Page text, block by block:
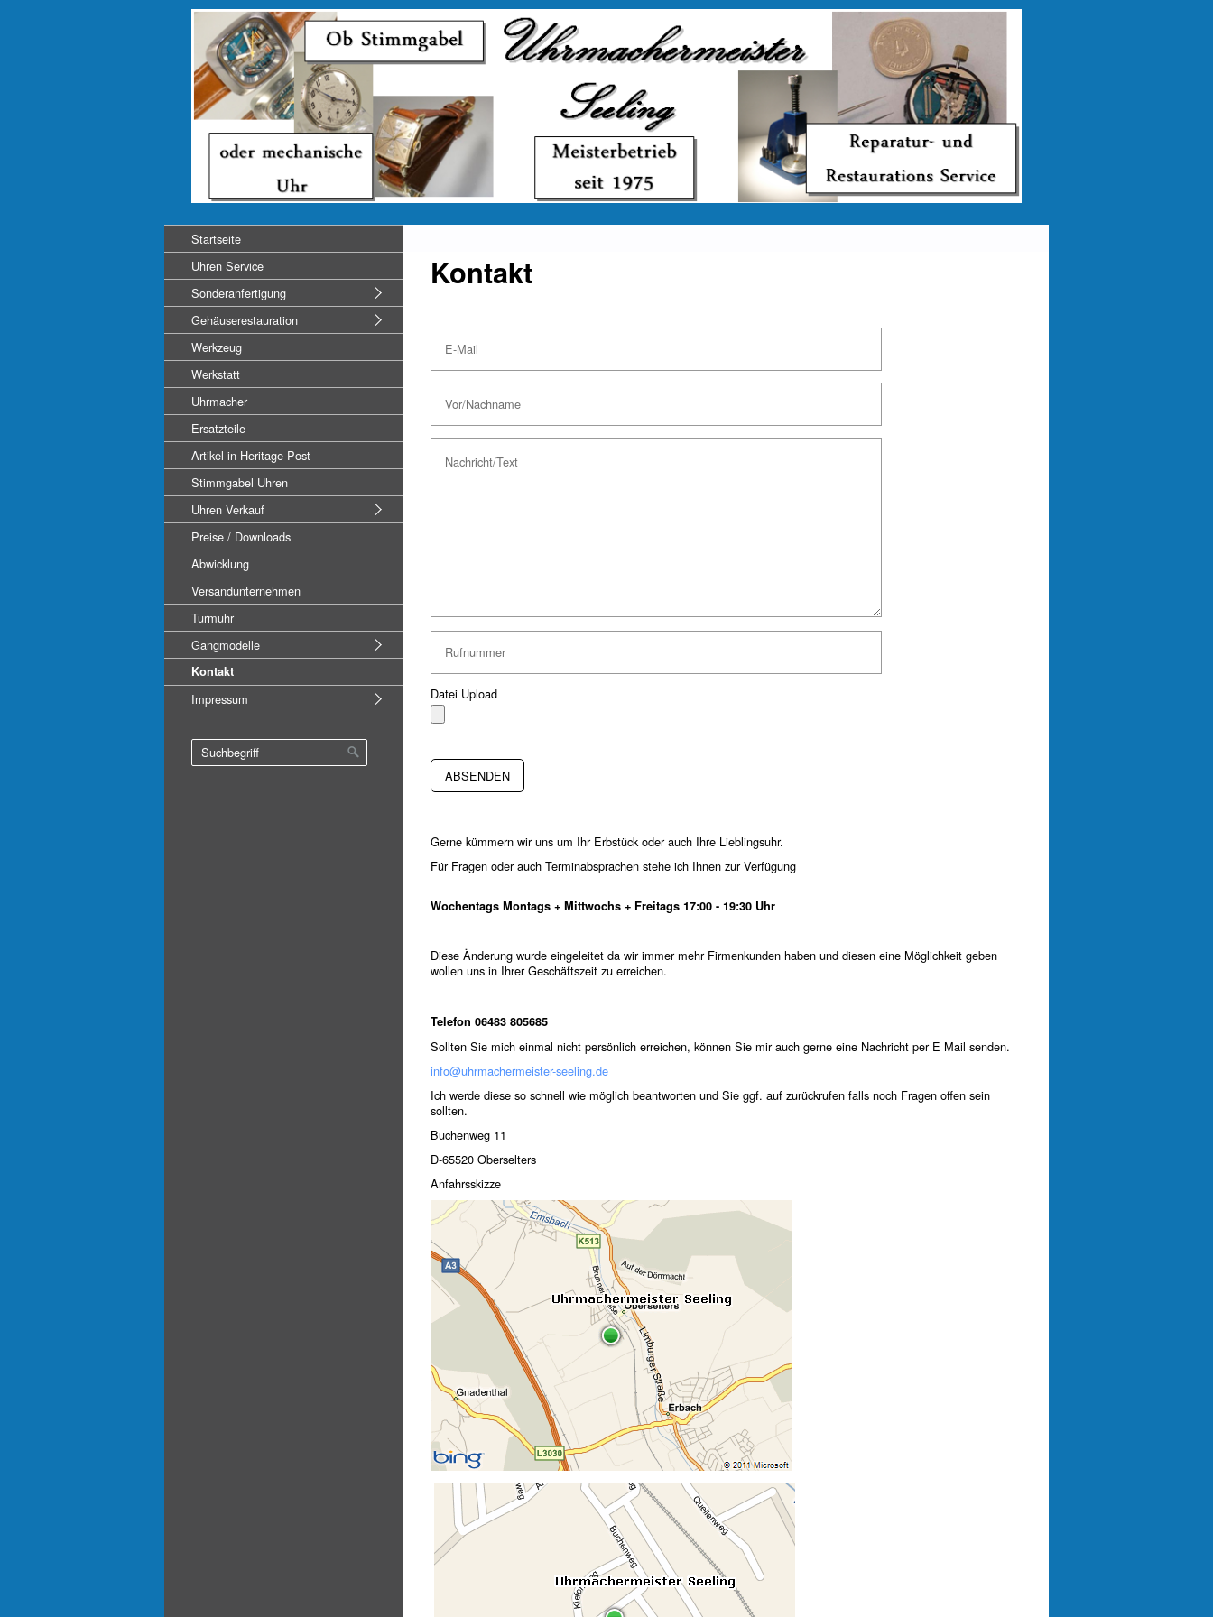
Startseite
Uhren Service
Sonderanfertigung
Gehäuserestauration
Werkzeug
Werkstatt
Uhrmacher
Ersatzteile
Artikel in Heritage Post
Stimmgabel Uhren
Uhren Verkauf
Preise / Downloads
Abwicklung
Versandunternehmen
Turmuhr
Gangmodelle
Kontakt
Impressum
Kontakt
Datei Upload
Gerne kümmern wir uns um Ihr Erbstück oder auch Ihre Lieblingsuhr.
Für Fragen oder auch Terminabsprachen stehe ich Ihnen zur Verfügung
Wochentags Montags + Mittwochs + Freitags 17:00 - 19:30 Uhr
Diese Änderung wurde eingeleitet da wir immer mehr Firmenkunden haben und diesen eine Möglichkeit geben
wollen uns in Ihrer Geschäftszeit zu erreichen.
Telefon 06483 805685
Sollten Sie mich einmal nicht persönlich erreichen, können Sie mir auch gerne eine Nachricht per E Mail senden.
info@uhrmachermeister-seeling.de
Ich werde diese so schnell wie möglich beantworten und Sie ggf. auf zurückrufen falls noch Fragen offen sein
sollten.
Buchenweg 11
D-65520 Oberselters
Anfahrsskizze